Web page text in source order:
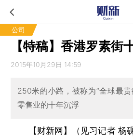
公司
【特稿】香港罗素街
2015年10月29日 14:59
250米的小路，被称为“全球最
零售业的十年沉浮
【财新网】（见习记者 杨